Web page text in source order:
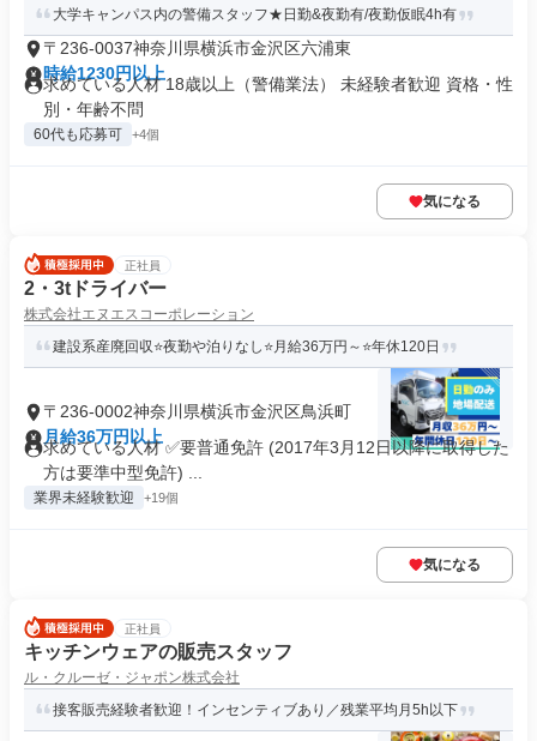
大学キャンパス内の警備スタッフ★日勤&夜勤有/夜勤仮眠4h有
〒236-0037神奈川県横浜市金沢区六浦東
時給1230円以上
求めている人材 18歳以上（警備業法） 未経験者歓迎 資格・性
別・年齢不問
60代も応募可 +4個
気になる
正社員
2・3tドライバー
株式会社エヌエスコーポレーション
建設系産廃回収⭐夜勤や泊りなし⭐月給36万円～⭐年休120日
〒236-0002神奈川県横浜市金沢区鳥浜町
月給36万円以上
求めている人材 ✅要普通免許 (2017年3月12日以降に取得した
方は要準中型免許) ...
業界未経験歓迎 +19個
気になる
正社員
キッチンウェアの販売スタッフ
ル・クルーゼ・ジャポン株式会社
接客販売経験者歓迎！インセンティブあり／残業平均月5h以下